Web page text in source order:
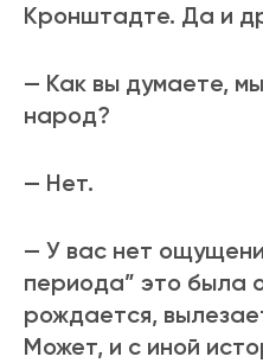
Кронштадте. Да и
— Как вы думаете,
народ?
— Нет.
— У вас нет
периода” это была
рождается,
Может, и с иной